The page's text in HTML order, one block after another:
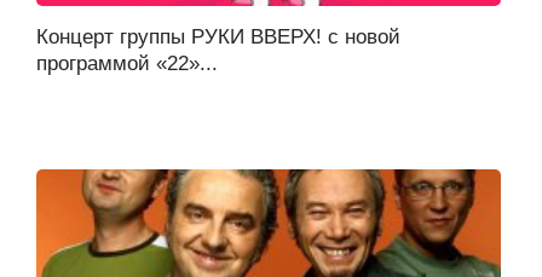
Концерт группы РУКИ ВВЕРХ! с новой
программой «22»...